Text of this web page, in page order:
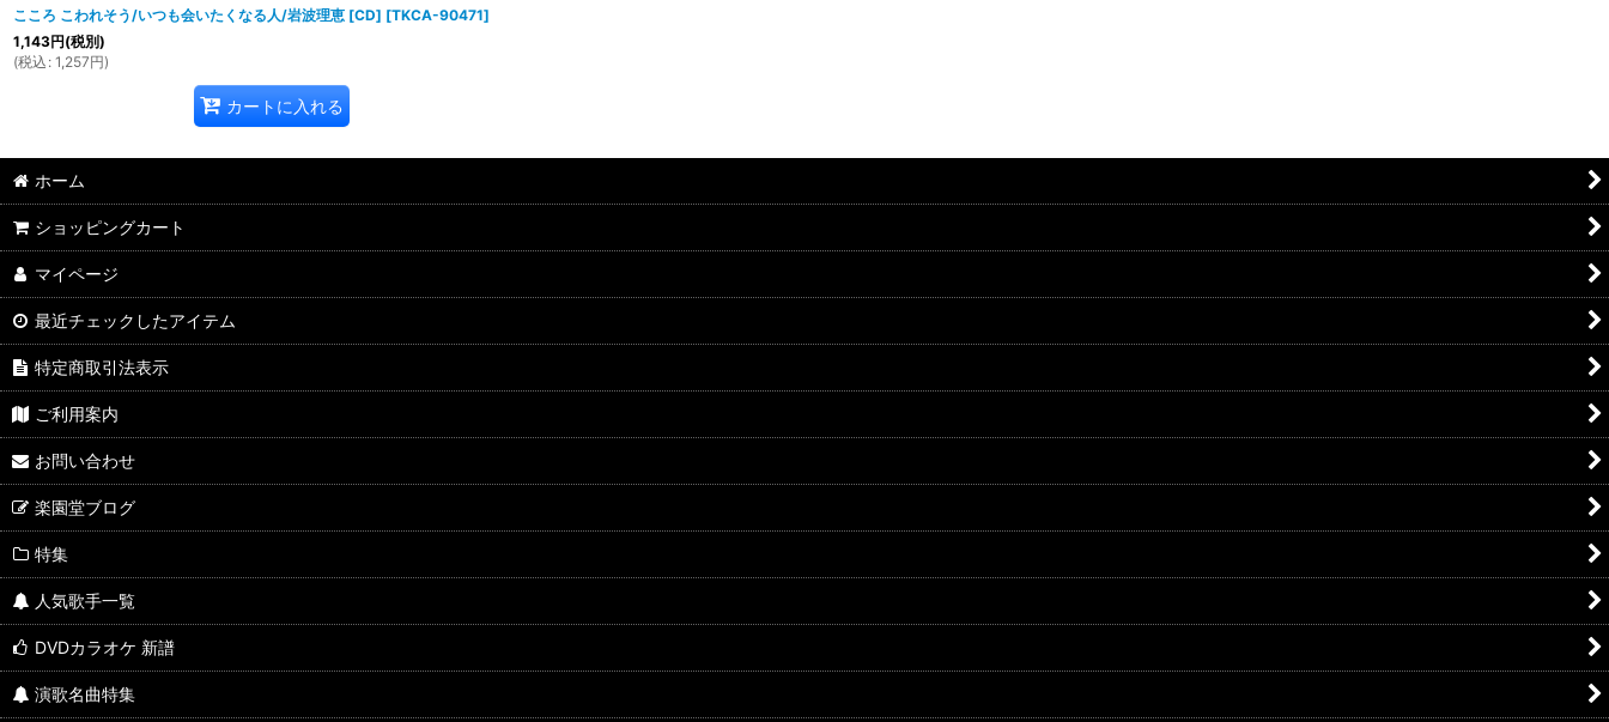
こころ こわれそう/いつも会いたくなる人/岩波理恵 [CD] [TKCA-90471]
1,143円(税別)
(税込 : 1,257円)
カートに入れる
ホーム
ショッピングカート
マイページ
最近チェックしたアイテム
特定商取引法表示
ご利用案内
お問い合わせ
楽園堂ブログ
特集
人気歌手一覧
DVDカラオケ 新譜
演歌名曲特集